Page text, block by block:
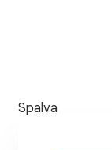
Spalva